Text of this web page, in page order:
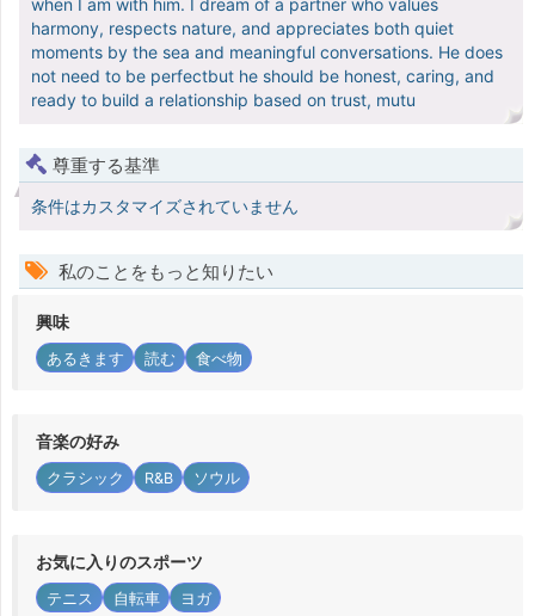
when I am with him. I dream of a partner who values
harmony, respects nature, and appreciates both quiet
moments by the sea and meaningful conversations. He does
not need to be perfectbut he should be honest, caring, and
ready to build a relationship based on trust, mutu
尊重する基準
条件はカスタマイズされていません
私のことをもっと知りたい
興味
あるきます 読む 食べ物
音楽の好み
クラシック R&B ソウル
お気に入りのスポーツ
テニス 自転車 ヨガ